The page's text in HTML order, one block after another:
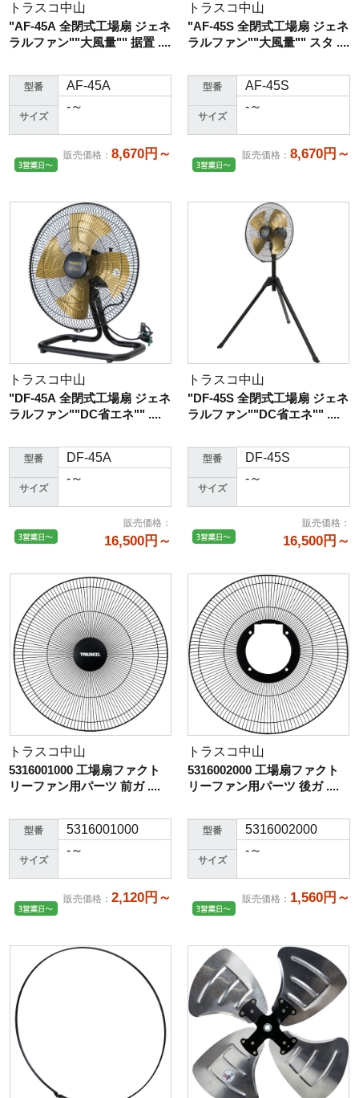
トラスコ中山
"AF-45A 全閉式工場扇 ジェネ
ラルファン""大風量"" 据置 ....
型番 AF-45A
サイズ
-～
販売価格 ： 8,670円～
トラスコ中山
"AF-45S 全閉式工場扇 ジェネ
ラルファン""大風量"" スタ ....
型番 AF-45S
サイズ
-～
販売価格 ： 8,670円～
トラスコ中山
"DF-45A 全閉式工場扇 ジェネ
ラルファン""DC省エネ"" ....
型番 DF-45A
サイズ
-～
販売価格 ：
16,500円～
トラスコ中山
"DF-45S 全閉式工場扇 ジェネ
ラルファン""DC省エネ"" ....
型番 DF-45S
サイズ
-～
販売価格 ：
16,500円～
トラスコ中山
5316001000 工場扇ファクト
リーファン用パーツ 前ガ ....
型番 5316001000
サイズ
-～
販売価格 ： 2,120円～
トラスコ中山
5316002000 工場扇ファクト
リーファン用パーツ 後ガ ....
型番 5316002000
サイズ
-～
販売価格 ： 1,560円～